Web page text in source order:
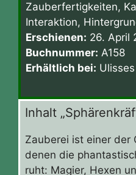
Zauberfertigkeiten,
Interaktion,
Erschienen: 26. April
Buchnummer: A158
Erhältlich bei: Ulisses
Inhalt
Zauberei ist einer der
denen die
ruht: Magier, Hexen